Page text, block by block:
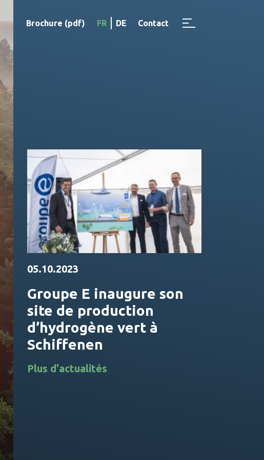
Brochure (pdf) FR DE Contact
05.10.2023
Groupe E inaugure son
site de production
d’hydrogène vert à
Schiffenen
Plus d'actualités